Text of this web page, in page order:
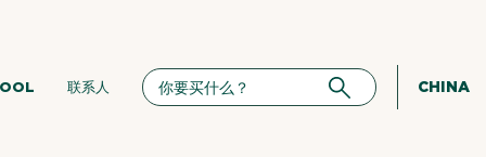
联系人 CHINA